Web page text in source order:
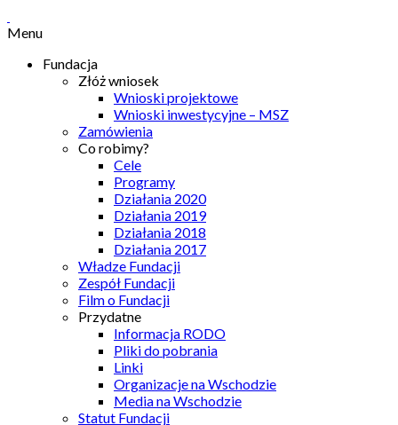
Menu
Fundacja
Złóż wniosek
Wnioski projektowe
Wnioski inwestycyjne – MSZ
Zamówienia
Co robimy?
Cele
Programy
Działania 2020
Działania 2019
Działania 2018
Działania 2017
Władze Fundacji
Zespół Fundacji
Film o Fundacji
Przydatne
Informacja RODO
Pliki do pobrania
Linki
Organizacje na Wschodzie
Media na Wschodzie
Statut Fundacji